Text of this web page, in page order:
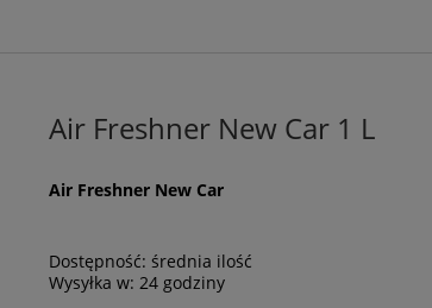
Air Freshner New Car 1 L
Air Freshner New Car
Dostępność: średnia ilość
Wysyłka w: 24 godziny